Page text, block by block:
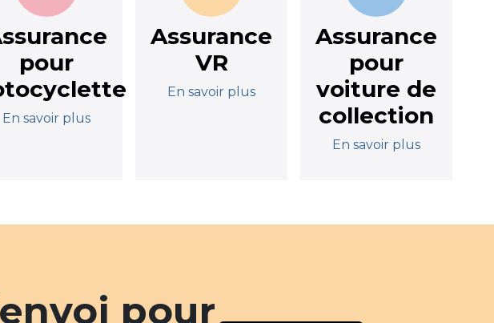
pour
En savoir plus
Assurance
VR
En savoir plus
Assurance
pour
voiture de
collection
En savoir plus
pour